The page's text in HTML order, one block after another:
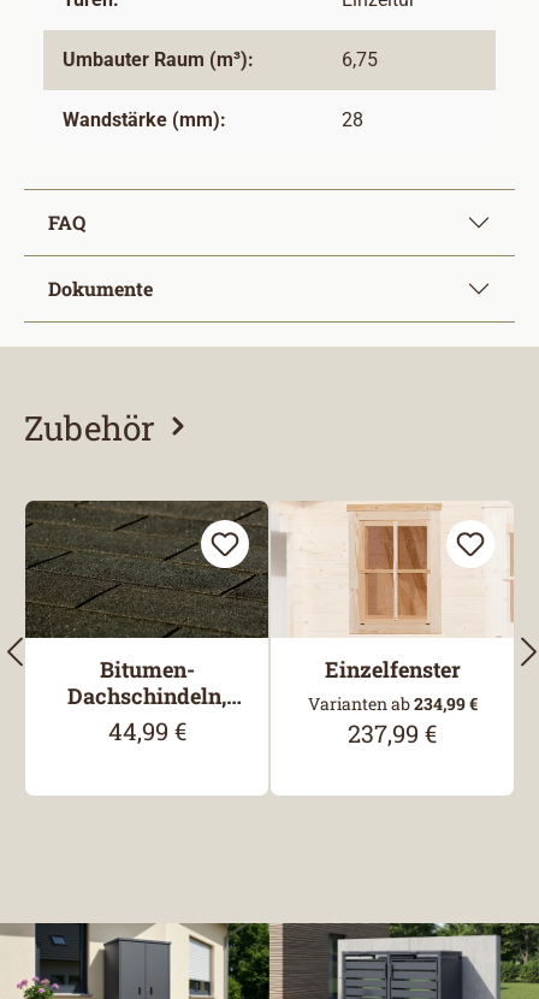
Umbauter Raum (m³): 6,75
Wandstärke (mm): 28
FAQ
Dokumente
Zubehör
Bitumen-
Dachschindeln,
Rechteck, Schwarz
Regulärer Preis:
44,99 €
Einzelfenster
Varianten ab234,99 €
Regulärer Preis:
237,99 €